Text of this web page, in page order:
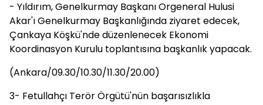
- Yıldırım, Genelkurmay Başkanı Orgeneral Hulusi
Akar'ı Genelkurmay Başkanlığında ziyaret edecek,
Çankaya Köşkü'nde düzenlenecek Ekonomi
Koordinasyon Kurulu toplantısına başkanlık yapacak.
(Ankara/09.30/10.30/11.30/20.00)
3- Fetullahçı Terör Örgütü'nün başarısızlıkla